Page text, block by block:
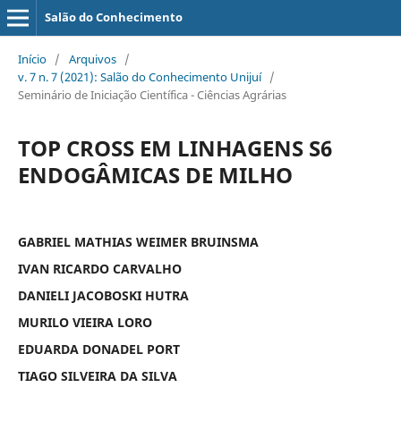
Salão do Conhecimento
Início / Arquivos /
v. 7 n. 7 (2021): Salão do Conhecimento Unijuí /
Seminário de Iniciação Científica - Ciências Agrárias
TOP CROSS EM LINHAGENS S6
ENDOGÂMICAS DE MILHO
GABRIEL MATHIAS WEIMER BRUINSMA
IVAN RICARDO CARVALHO
DANIELI JACOBOSKI HUTRA
MURILO VIEIRA LORO
EDUARDA DONADEL PORT
TIAGO SILVEIRA DA SILVA